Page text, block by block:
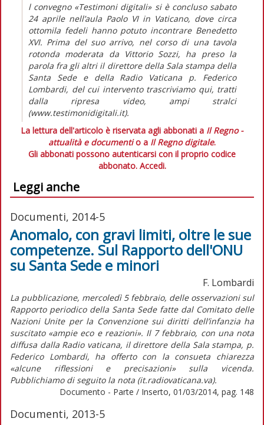
l convegno «Testimoni digitali» si è concluso sabato
24 aprile nell’aula Paolo VI in Vaticano, dove circa
ottomila fedeli hanno potuto incontrare Benedetto
XVI. Prima del suo arrivo, nel corso di una tavola
rotonda moderata da Vittorio Sozzi, ha preso la
parola fra gli altri il direttore della Sala stampa della
Santa Sede e della Radio Vaticana p. Federico
Lombardi, del cui intervento trascriviamo qui, tratti
dalla ripresa video, ampi stralci
(www.testimonidigitali.it).
La lettura dell'articolo è riservata agli abbonati a Il Regno -
attualità e documentio a Il Regno digitale.
Gli abbonati possono autenticarsi con il proprio codice
abbonato. Accedi.
Leggi anche
Documenti, 2014-5
Anomalo, con gravi limiti, oltre le sue
competenze. Sul Rapporto dell'ONU
su Santa Sede e minori
F. Lombardi
La pubblicazione, mercoledì 5 febbraio, delle osservazioni sul
Rapporto periodico della Santa Sede fatte dal Comitato delle
Nazioni Unite per la Convenzione sui diritti dell’infanzia ha
suscitato «ampie eco e reazioni». Il 7 febbraio, con una nota
diffusa dalla Radio vaticana, il direttore della Sala stampa, p.
Federico Lombardi, ha offerto con la consueta chiarezza
«alcune riflessioni e precisazioni» sulla vicenda.
Pubblichiamo di seguito la nota (it.radiovaticana.va).
Documento - Parte / Inserto, 01/03/2014, pag. 148
Documenti, 2013-5